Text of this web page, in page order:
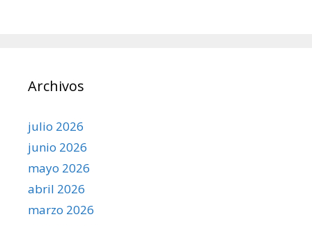
Archivos
julio 2026
junio 2026
mayo 2026
abril 2026
marzo 2026